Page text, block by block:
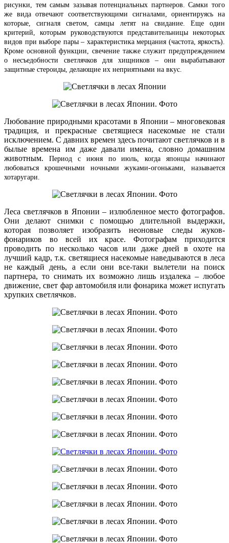
рисунки, тем самым зазывая потенциальных партнеров. Самки того
же вида отвечают соответствующими сигналами, ориентируясь на
которые, сигналя светом, самцы летят на свидание. Еще один
критерий, которым руководствуются представительницы некоторых
видов при выборе пары – характеристика мерцания (частота, яркость).
Кроме основной функции, свечение также служит предупреждением
о несъедобности светлячков для хищников – они вырабатывают
защитные стероиды, делающие их неприятными на вкус.
Любование природными красотами в Японии – многовековая
традиция, и прекрасные светящиеся насекомые не стали
исключением. С давних времен здесь почитают светлячков и в
былые времена им даже давали имена, словно домашним
животным. Период с июня по июль, когда японцы начинают
любоваться крошечными ночными жуками-огоньками, называется
хотаругари.
Леса светлячков в Японии – излюбленное место фотографов.
Они делают снимки с помощью длительной выдержки,
которая позволяет изобразить неоновые следы жуков-
фонариков во всей их красе. Фотографам приходится
проводить по несколько часов или даже дней в охоте на
лучший кадр, т.к. светящиеся насекомые наведываются в леса
не каждый день, а если они все-таки вылетели на поиск
партнера, то снимать их возможно лишь издалека – любое
движение, свет фар автомобиля или фонарика может испугать
хрупких светлячков.